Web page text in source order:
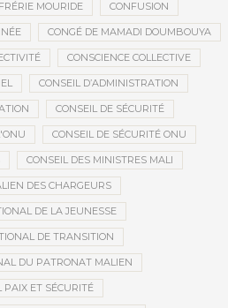
MOURIDE CONFUSION
CONGÉ DE MAMADI DOUMBOUYA
CONSCIENCE COLLECTIVE
CONSEIL D’ADMINISTRATION
CONSEIL DE SÉCURITÉ
CONSEIL DE SÉCURITÉ ONU
CONSEIL DES MINISTRES MALI
DES CHARGEURS
DE LA JEUNESSE
DE TRANSITION
DU PATRONAT MALIEN
PAIX ET SÉCURITÉ